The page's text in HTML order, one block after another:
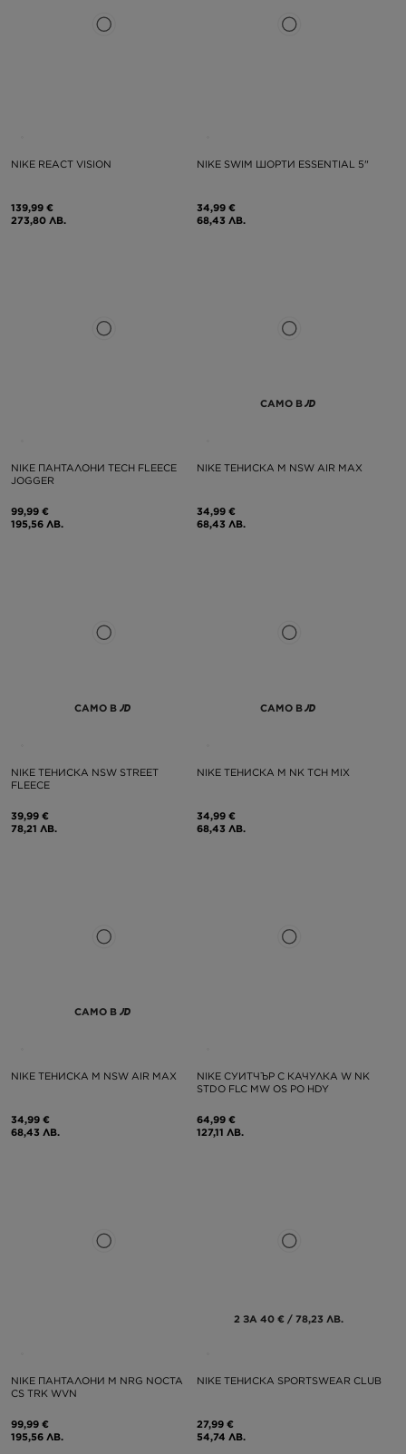
NIKE REACT VISION
139,99 €
273,80 ЛВ.
NIKE SWIM ШОРТИ ESSENTIAL 5"
34,99 €
68,43 ЛВ.
NIKE ПАНТАЛОНИ TECH FLEECE
JOGGER
99,99 €
195,56 ЛВ.
САМО В
NIKE ТЕНИСКА M NSW AIR MAX
34,99 €
68,43 ЛВ.
САМО В
NIKE ТЕНИСКА NSW STREET
FLEECE
39,99 €
78,21 ЛВ.
САМО В
NIKE ТЕНИСКА M NK TCH MIX
34,99 €
68,43 ЛВ.
САМО В
NIKE ТЕНИСКА M NSW AIR MAX
34,99 €
68,43 ЛВ.
NIKE СУИТЧЪР С КАЧУЛКА W NK
STDO FLC MW OS PO HDY
64,99 €
127,11 ЛВ.
NIKE ПАНТАЛОНИ M NRG NOCTA
CS TRK WVN
99,99 €
195,56 ЛВ.
2 ЗА 40 € / 78,23 ЛВ.
NIKE ТЕНИСКА SPORTSWEAR CLUB
27,99 €
54,74 ЛВ.